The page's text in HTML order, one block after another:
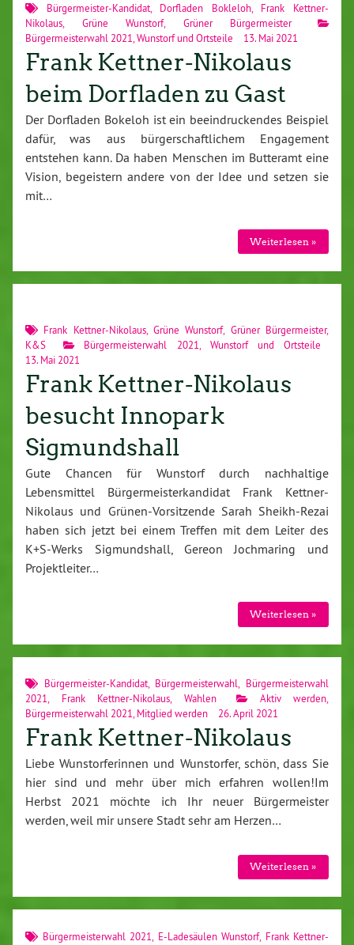
Bürgermeister-Kandidat, Dorfladen Bokleloh, Frank Kettner-
Nikolaus
Grüne Wunstorf, Grüner Bürgermeister
Bürgermeisterwahl 2021 Wunstorf und Ortsteile 13. Mai 2021
Frank Kettner-Nikolaus
beim Dorfladen zu Gast
Der Dorfladen Bokeloh ist ein beeindruckendes Beispiel
dafür, was aus bürgerschaftlichem Engagement
entstehen kann. Da haben Menschen im Butteramt eine
Vision, begeistern andere von der Idee und setzen sie
mit…
Weiterlesen »
Frank Kettner-Nikolaus,Grüne Wunstorf, Grüner Bürgermeister,
K&S
Bürgermeisterwahl 2021
Wunstorf und Ortsteile
13. Mai 2021
Frank Kettner-Nikolaus
besucht Innopark
Sigmundshall
Gute Chancen für Wunstorf durch nachhaltige
Lebensmittel Bürgermeisterkandidat Frank Kettner-
Nikolaus und Grünen-Vorsitzende Sarah Sheikh-Rezai
haben sich jetzt bei einem Treffen mit dem Leiter des
K+S-Werks Sigmundshall, Gereon Jochmaring und
Projektleiter…
Weiterlesen »
Bürgermeister-Kandidat, Bürgermeisterwahl, Bürgermeisterwahl
2021, Frank Kettner-Nikolaus, Wahlen Aktiv werden,
Bürgermeisterwahl 2021,Mitglied werden 26. April 2021
Frank Kettner-Nikolaus
Liebe Wunstorferinnen und Wunstorfer, schön, dass Sie
hier sind und mehr über mich erfahren wollen!Im
Herbst 2021 möchte ich Ihr neuer Bürgermeister
werden, weil mir unsere Stadt sehr am Herzen…
Weiterlesen »
Bürgermeisterwahl 2021 E-Ladesäulen Wunstorf, Frank Kettner-